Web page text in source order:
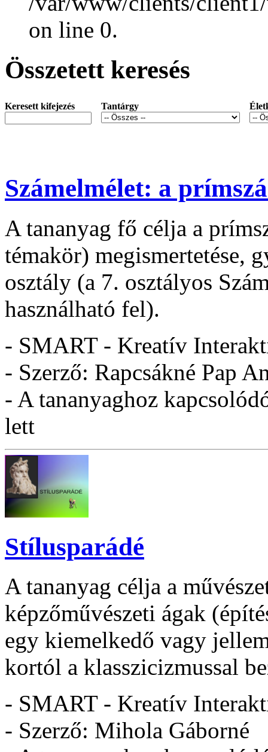
on line 0.
Összetett keresés
Keresett kifejezés Tantárgy
Számelmélet: a
A tananyag fő célja a
témakör) megismertetése,
osztály (a 7. osztályos
használható fel).
- SMART - Kreatív
- Szerző: Rapcsákné Pap
- A tananyaghoz
lett
Stílusparádé
A tananyag célja a
képzőművészeti ágak
egy kiemelkedő vagy
kortól a klasszicizmussal
- SMART - Kreatív
- Szerző: Mihola Gáborné